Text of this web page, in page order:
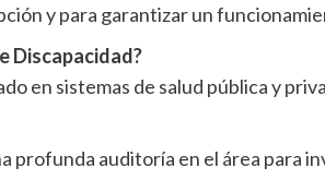
y para garantizar un
Discapacidad?
en sistemas de salud pública y
profunda auditoría en el área para